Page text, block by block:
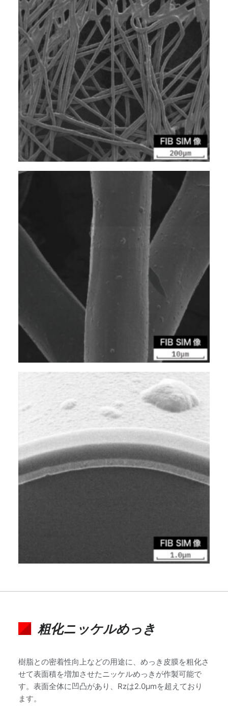
粗化ニッケルめっき
樹脂との密着性向上などの用途に、めっき皮膜を粗化さ
せて表面積を増加させたニッケルめっきが作製可能で
す。表面全体に凹凸があり、Rzは2.0μmを超えており
ます。